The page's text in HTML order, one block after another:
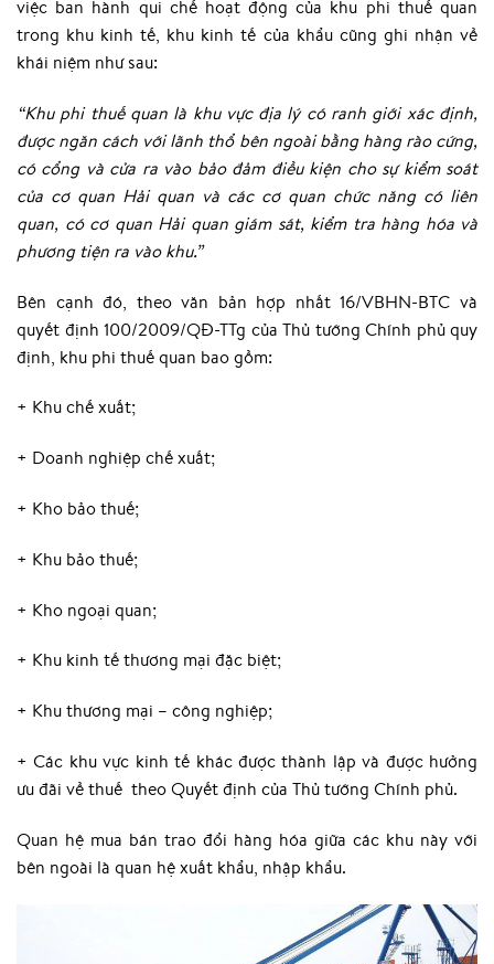
việc ban hành qui chế hoạt động của khu phi thuế quan
trong khu kinh tế, khu kinh tế của khẩu cũng ghi nhận về
khái niệm như sau:
“Khu phi thuế quan là khu vực địa lý có ranh giới xác định,
được ngăn cách với lãnh thổ bên ngoài bằng hàng rào cứng,
có cổng và cửa ra vào bảo đảm điều kiện cho sự kiểm soát
của cơ quan Hải quan và các cơ quan chức năng có liên
quan, có cơ quan Hải quan giám sát, kiểm tra hàng hóa và
phương tiện ra vào khu.”
Bên cạnh đó, theo văn bản hợp nhất 16/VBHN-BTC và
quyết định 100/2009/QĐ-TTg của Thủ tướng Chính phủ quy
định, khu phi thuế quan bao gồm:
+ Khu chế xuất;
+ Doanh nghiệp chế xuất;
+ Kho bảo thuế;
+ Khu bảo thuế;
+ Kho ngoại quan;
+ Khu kinh tế thương mại đặc biệt;
+ Khu thương mại – công nghiệp;
+ Các khu vực kinh tế khác được thành lập và được hưởng
ưu đãi về thuế theo Quyết định của Thủ tướng Chính phủ.
Quan hệ mua bán trao đổi hàng hóa giữa các khu này với
bên ngoài là quan hệ xuất khẩu, nhập khẩu.